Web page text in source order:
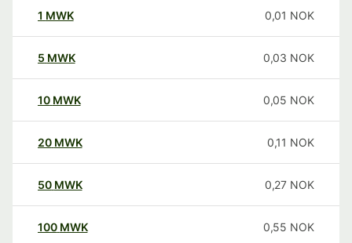
1 MWK 0,01 NOK
5 MWK 0,03 NOK
10 MWK 0,05 NOK
20 MWK 0,11 NOK
50 MWK 0,27 NOK
100 MWK 0,55 NOK